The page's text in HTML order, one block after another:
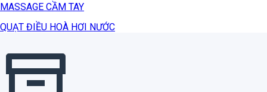
MASSAGE CẦM TAY
QUẠT ĐIỀU HOÀ HƠI NƯỚC